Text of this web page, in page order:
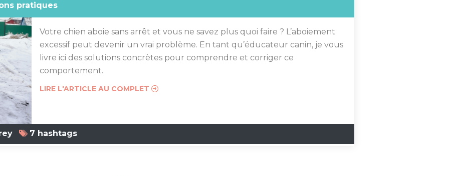
pratiques
Votre chien aboie sans arrêt et vous ne savez plus quoi faire ? L’aboiement
excessif peut devenir un vrai problème. En tant qu’éducateur canin, je vous
livre ici des solutions concrètes pour comprendre et corriger ce
comportement.
LIRE L'ARTICLE AU COMPLET
7 hashtags